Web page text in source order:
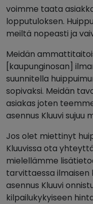
voimme taata
lopputuloksen.
meiltä nopeasti ja
Meidän
[kaupunginosan]
suunnitella
sopivaksi. Meidän
asiakas joten
asennus Kluuvi
Jos olet miettinyt
Kluuvissa ota
mielellämme
tarvittaessa ilmaisen
asennus Kluuvi
kilpailukykyiseen